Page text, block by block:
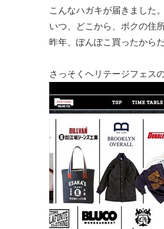
こんなハガキが届きました。
いつ、どこから、ボクの住
昨年、ぽんぽこ買ったからだ
さっそくヘリテージフェス